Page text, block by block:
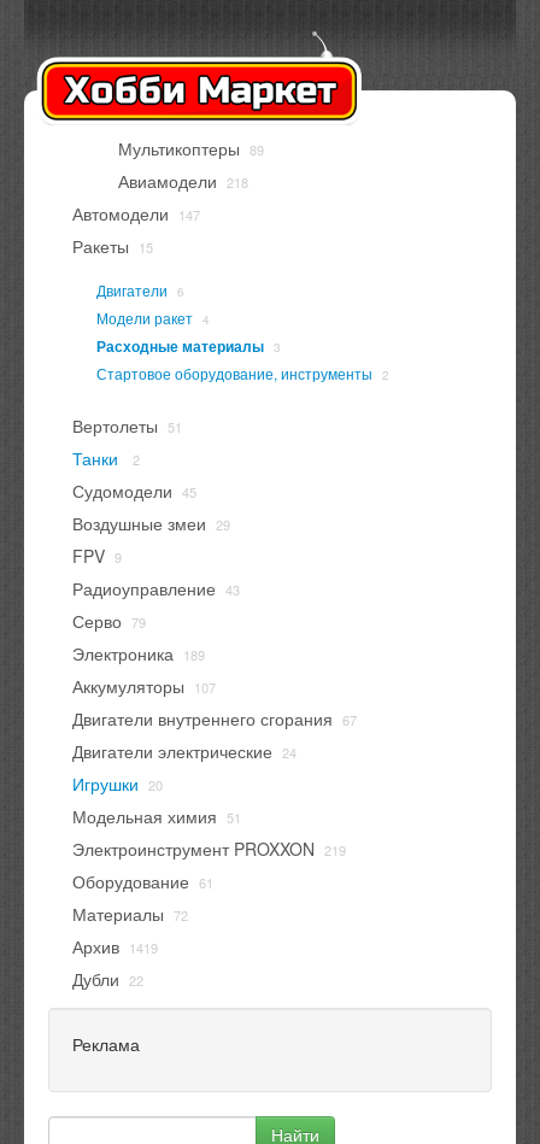
Оплата Доставка
Контакты
Вход
Регистрация
В корзине
Мультикоптеры 89
Авиамодели 218
Автомодели 147
Ракеты 15
Двигатели 6
Модели ракет 4
Расходные материалы 3
Стартовое оборудование, инструменты 2
Вертолеты 51
Танки 2
Судомодели 45
Воздушные змеи 29
FPV 9
Радиоуправление 43
Серво 79
Электроника 189
Аккумуляторы 107
Двигатели внутреннего сгорания 67
Двигатели электрические 24
Игрушки 20
Модельная химия 51
Электроинструмент PROXXON 219
Оборудование 61
Материалы 72
Архив 1419
Дубли 22
Реклама